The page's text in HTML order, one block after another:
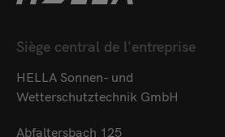
Siège central de l'entreprise
HELLA Sonnen- und
Wetterschutztechnik GmbH
Abfaltersbach 125